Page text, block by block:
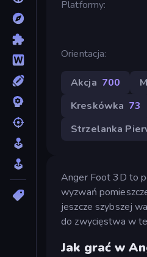
Platformy
Orientacja
Akcja 700
Kreskówka 73
Strzelanka
Anger Foot 3D to
wyzwań
jeszcze szybszej
do zwycięstwa w
Jak grać w